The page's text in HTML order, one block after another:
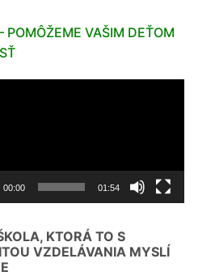
POMÔŽEME VAŠIM DEŤOM
00:00 01:54
KTORÁ TO S
VZDELÁVANIA MYSLÍ